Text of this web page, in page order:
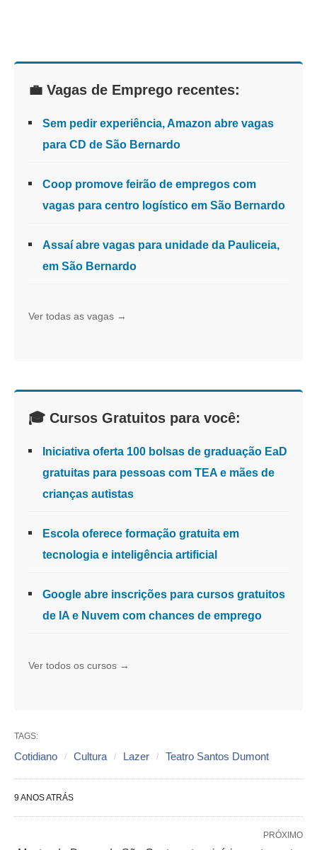
💼 Vagas de Emprego recentes:
Sem pedir experiência, Amazon abre vagas
para CD de São Bernardo
Coop promove feirão de empregos com
vagas para centro logístico em São Bernardo
Assaí abre vagas para unidade da Pauliceia,
em São Bernardo
Ver todas as vagas →
🎓 Cursos Gratuitos para você:
Iniciativa oferta 100 bolsas de graduação EaD
gratuitas para pessoas com TEA e mães de
crianças autistas
Escola oferece formação gratuita em
tecnologia e inteligência artificial
Google abre inscrições para cursos gratuitos
de IA e Nuvem com chances de emprego
Ver todos os cursos →
TAGS:
Cotidiano Cultura Lazer Teatro Santos Dumont
9 ANOS ATRÁS
PRÓXIMO